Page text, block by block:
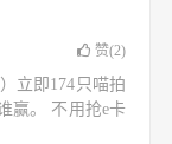
赞(2)
立即174只喵拍
赢。 不用抢e卡